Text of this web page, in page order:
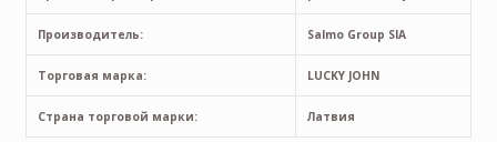
Производитель: Salmo Group SIA
Торговая марка: LUCKY JOHN
Страна торговой марки: Латвия